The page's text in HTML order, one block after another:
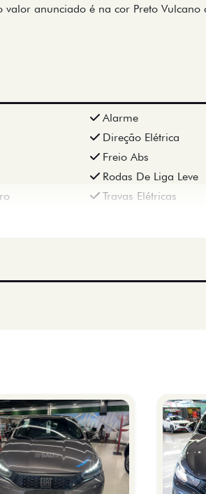
anunciado é na cor Preto Vulcano
Alarme
Direção Elétrica
Freio Abs
Rodas De Liga Leve
Travas Elétricas